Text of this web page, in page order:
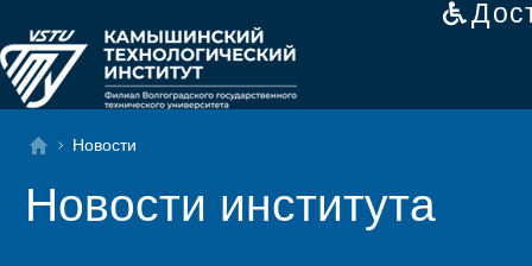
Новости
Новости института